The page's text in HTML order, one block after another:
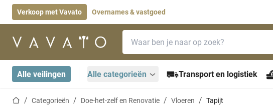
Verkoop met Vavato Overnames & vastgoed
Startpagina
Alle veilingen Alle categorieën Transport en logistiek
StartpaginaCategorieën Doe-het-zelf en Renovatie Vloeren Tapijt